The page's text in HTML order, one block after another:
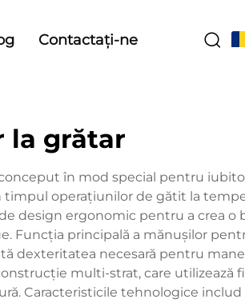
Contactați-ne
la grătar
în mod special pentru
timpul operațiunilor de gătit la
design ergonomic pentru a crea o
Funcția principală a mănușilor
dexteritatea necesară pentru
multi-strat, care utilizează
Caracteristicile tehnologice includ